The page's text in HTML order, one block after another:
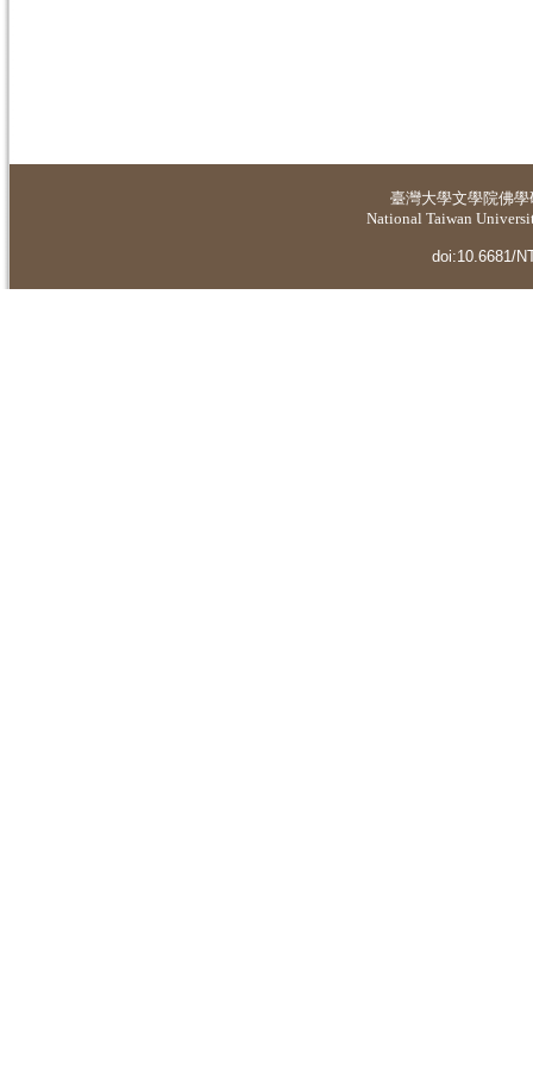
臺灣大學文學院佛
National Taiwan
doi:10.6681/